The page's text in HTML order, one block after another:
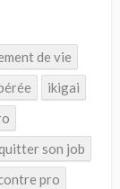
de vie
ikigai
son job
pro